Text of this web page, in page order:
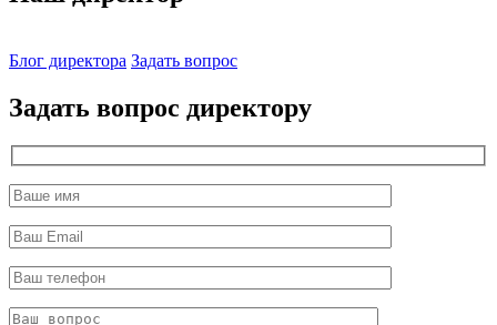
Блог директора Задать вопрос
Задать вопрос директору